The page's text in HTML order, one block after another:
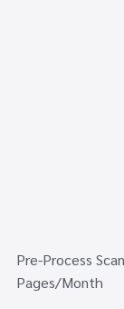
Pre-Process
Pages/Month